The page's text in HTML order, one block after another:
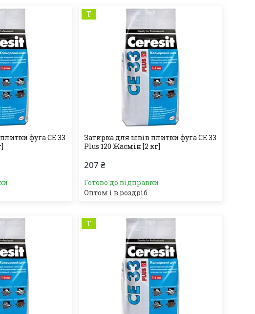
фуга СЕ 33
Т
Затирка для швів плитки фуга СЕ 33
Plus 120 Жасмін [2 кг]
207 ₴
Готово до відправки
Оптом і в роздріб
Т